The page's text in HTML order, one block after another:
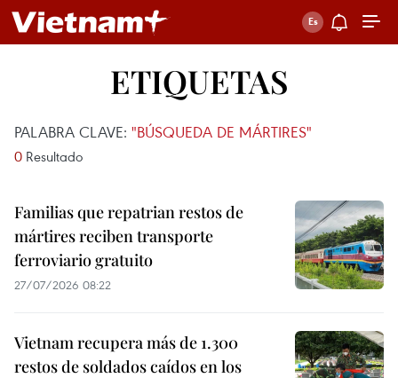
ETIQUETAS
PALABRA CLAVE: "BÚSQUEDA DE MÁRTIRES"
0 Resultado
Familias que repatrian restos de
mártires reciben transporte
ferroviario gratuito
27/07/2026 08:22
Vietnam recupera más de 1.300
restos de soldados caídos en los